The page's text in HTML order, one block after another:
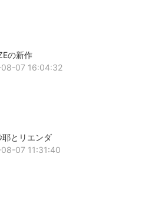
の新作
07 16:04:32
耶とリエンダ
07 11:31:40